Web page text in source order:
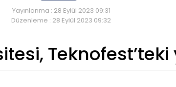
Yayınlanma : 28 Eylül 2023 09:31
Düzenleme : 28 Eylül 2023 09:32
Teknofest’teki